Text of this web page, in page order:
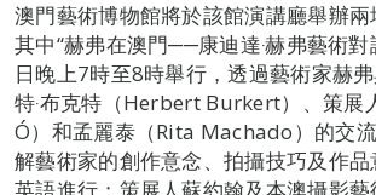
澳門藝術博物館將於該館演講廳舉辦兩
其中“赫弗在澳門──康迪達‧赫弗藝術
日晚上7時至8時舉行，透過藝術家赫
特‧布克特（Herbert Burkert）、策展
Ó）和孟麗泰（Rita Machado）的交
解藝術家的創作意念、拍攝技巧及作